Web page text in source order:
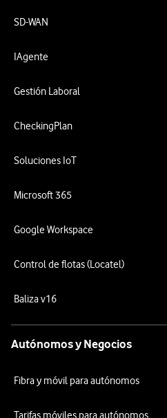
SD-WAN
IAgente
Gestión Laboral
CheckingPlan
Soluciones IoT
Microsoft 365
Google Workspace
Control de flotas (Locatel)
Baliza v16
Autónomos y Negocios
Fibra y móvil para autónomos
Tarifas móviles para autónomos